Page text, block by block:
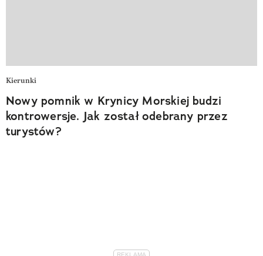
Kierunki
Nowy pomnik w Krynicy Morskiej budzi
kontrowersje. Jak został odebrany przez
turystów?